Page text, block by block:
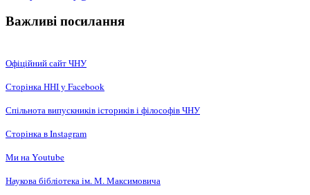
Важливі посилання
Офіційний сайт ЧНУ
Сторінка ННІ у Facebook
Спільнота випускників істориків і філософів ЧНУ
Сторінка в Instagram
Ми на Youtube
Наукова бібліотека ім. М. Максимовича